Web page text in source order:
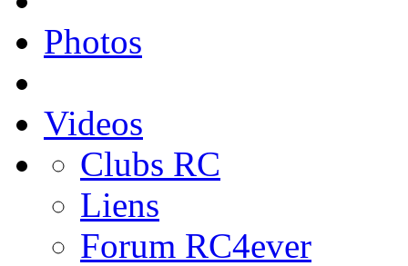
Photos
Videos
Clubs RC
Liens
Forum RC4ever